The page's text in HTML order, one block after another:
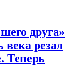
друга»
века резал
Теперь